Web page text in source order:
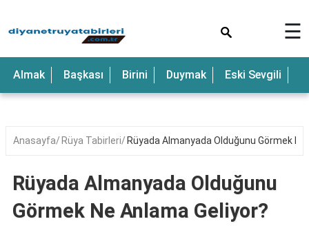
Anne
Bebek
Çocuk
Deniz
☰
Almak Başkası Birini Duymak Eski Sevgili
Anasayfa Rüya Tabirleri Rüyada Almanyada Olduğunu Görmek
Rüyada Almanyada Olduğunu
Görmek Ne Anlama Geliyor?